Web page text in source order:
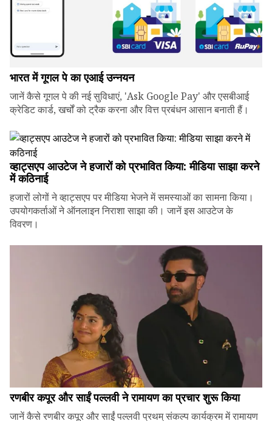
भारत में गूगल पे का एआई उन्नयन
जानें कैसे गूगल पे की नई सुविधाएं, 'Ask Google Pay' और एसबीआई
क्रेडिट कार्ड, खर्चों को ट्रैक करना और वित्त प्रबंधन आसान बनाती हैं।
व्हाट्सएप आउटेज ने हजारों को प्रभावित किया: मीडिया साझा करने
में कठिनाई
हजारों लोगों ने व्हाट्सएप पर मीडिया भेजने में समस्याओं का सामना किया।
उपयोगकर्ताओं ने ऑनलाइन निराशा साझा की। जानें इस आउटेज के
विवरण।
रणबीर कपूर और साईं पल्लवी ने रामायण का प्रचार शुरू किया
जानें कैसे रणबीर कपूर और साईं पल्लवी प्रथम् संकल्प कार्यक्रम में रामायण